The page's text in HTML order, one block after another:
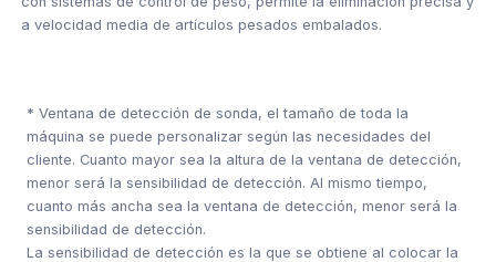
a velocidad media de artículos pesados embalados.
* Ventana de detección de sonda, el tamaño de toda la
máquina se puede personalizar según las necesidades del
cliente. Cuanto mayor sea la altura de la ventana de detección,
menor será la sensibilidad de detección. Al mismo tiempo,
cuanto más ancha sea la ventana de detección, menor será la
sensibilidad de detección.
La sensibilidad de detección es la que se obtiene al colocar la